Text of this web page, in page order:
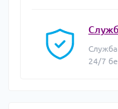
Служба
24/7